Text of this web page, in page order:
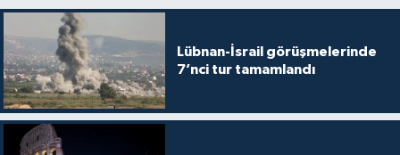
Lübnan-İsrail görüşmelerinde
7’nci tur tamamlandı